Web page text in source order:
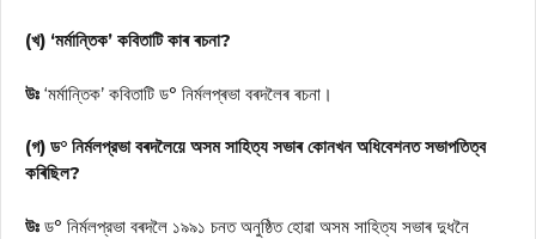
(খ) ‘মর্মান্তিক’ কবিতাটি কাৰ ৰচনা?
উঃ ‘মর্মান্তিক’ কবিতাটি ড° নিৰ্মলপ্ৰভা বৰদলৈৰ ৰচনা।
(গ) ড° নিৰ্মলপ্রভা বৰদলৈয়ে অসম সাহিত্য সভাৰ কোনখন অধিবেশনত সভাপতিত্ব
কৰিছিল?
উঃ ড° নিৰ্মলপ্রভা বৰদলৈ ১৯৯১ চনত অনুষ্ঠিত হোৱা অসম সাহিত্য সভাৰ দুধনৈ